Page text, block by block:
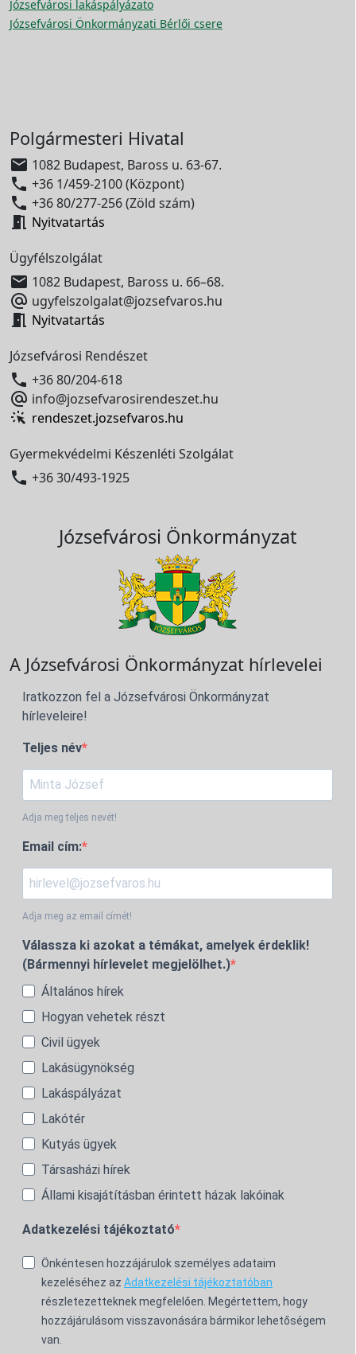
Józsefvárosi lakáspályázato
Józsefvárosi Önkormányzati Bérlői csere
Polgármesteri Hivatal
 1082 Budapest, Baross u. 63-67.
 +36 1/459-2100 (Központ)
 +36 80/277-256 (Zöld szám)
 Nyitvatartás
Ügyfélszolgálat
 1082 Budapest, Baross u. 66–68.
 ugyfelszolgalat@jozsefvaros.hu
 Nyitvatartás
Józsefvárosi Rendészet
 +36 80/204-618
 info@jozsefvarosirendeszet.hu
rendeszet.jozsefvaros.hu
Gyermekvédelmi Készenléti Szolgálat
 +36 30/493-1925
Józsefvárosi Önkormányzat
A Józsefvárosi Önkormányzat hírlevelei
Iratkozzon fel a Józsefvárosi Önkormányzat
hírleveleire!
Teljes név
Adja meg teljes nevét!
Email cím:
Adja meg az email címét!
Válassza ki azokat a témákat, amelyek érdeklik!
(Bármennyi hírlevelet megjelölhet.)
Általános hírek
Hogyan vehetek részt
Civil ügyek
Lakásügynökség
Lakáspályázat
Lakótér
Kutyás ügyek
Társasházi hírek
Állami kisajátításban érintett házak lakóinak
Adatkezelési tájékoztató
Önkéntesen hozzájárulok személyes adataim
kezeléséhez az Adatkezelési tájékoztatóban
részletezetteknek megfelelően. Megértettem, hogy
hozzájárulásom visszavonására bármikor lehetőségem
van.